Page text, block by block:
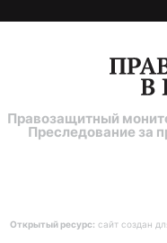
Правозащитный
Преследование за
Открытый ресурс: сайт создан